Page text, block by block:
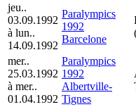
jeu..
03.09.1992
à lun..
14.09.1992
Paralympics
1992
Barcelone
mer..
25.03.1992
à mer..
01.04.1992
Paralympics
1992
Albertville-
Tignes